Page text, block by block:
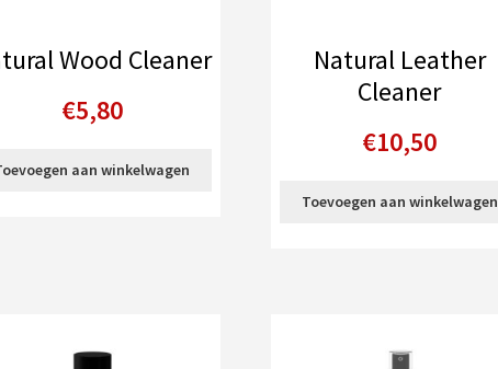
Wood Cleaner
€5,80
aan winkelwagen
Natural Leather
Cleaner
€10,50
Toevoegen aan winkelwagen